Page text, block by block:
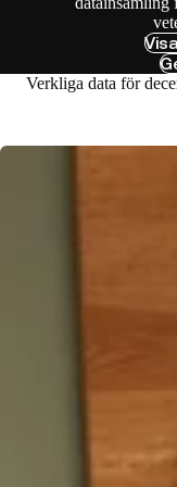
Verkliga data för